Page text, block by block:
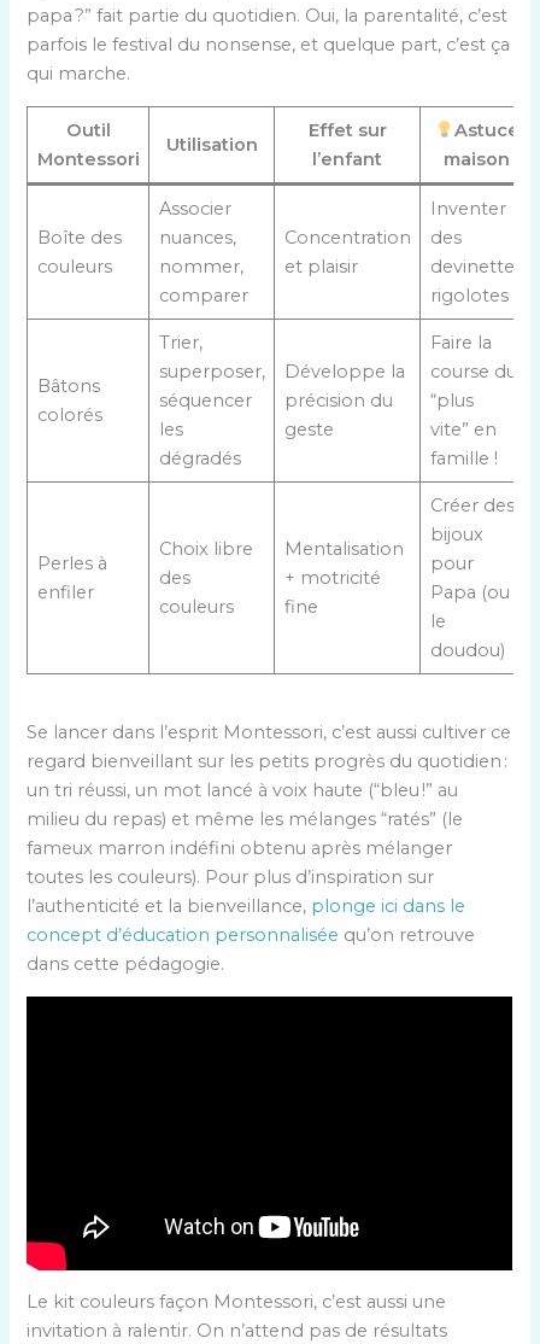
papa ?” fait partie du quotidien. Oui, la parentalité, c’est
parfois le festival du nonsense, et quelque part, c’est ça
qui marche.
Outil
Montessori
Utilisation
Effet sur
l’enfant
Astuce
maison
Boîte des
couleurs
Associer
nuances,
nommer,
comparer
Concentration
et plaisir
Inventer
des
devinettes
rigolotes
Bâtons
colorés
Trier,
superposer,
séquencer
les
dégradés
Développe la
précision du
geste
Faire la
course du
“plus
vite” en
famille !
Perles à
enfiler
Choix libre
des
couleurs
Mentalisation
+ motricité
fine
Créer des
bijoux
pour
Papa (ou
le
doudou)
Se lancer dans l’esprit Montessori, c’est aussi cultiver ce
regard bienveillant sur les petits progrès du quotidien :
un tri réussi, un mot lancé à voix haute (“bleu !” au
milieu du repas) et même les mélanges “ratés” (le
fameux marron indéfini obtenu après mélanger
toutes les couleurs). Pour plus d’inspiration sur
l’authenticité et la bienveillance, plonge ici dans le
concept d’éducation personnalisée qu’on retrouve
dans cette pédagogie.
Le kit couleurs façon Montessori, c’est aussi une
invitation à ralentir. On n’attend pas de résultats